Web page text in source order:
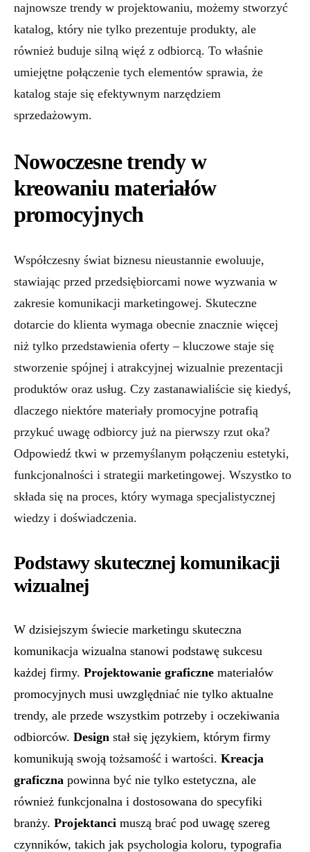
najnowsze trendy w projektowaniu, możemy stworzyć
katalog, który nie tylko prezentuje produkty, ale
również buduje silną więź z odbiorcą. To właśnie
umiejętne połączenie tych elementów sprawia, że
katalog staje się efektywnym narzędziem
sprzedażowym.
Nowoczesne trendy w
kreowaniu materiałów
promocyjnych
Współczesny świat biznesu nieustannie ewoluuje,
stawiając przed przedsiębiorcami nowe wyzwania w
zakresie komunikacji marketingowej. Skuteczne
dotarcie do klienta wymaga obecnie znacznie więcej
niż tylko przedstawienia oferty – kluczowe staje się
stworzenie spójnej i atrakcyjnej wizualnie prezentacji
produktów oraz usług. Czy zastanawialiście się kiedyś,
dlaczego niektóre materiały promocyjne potrafią
przykuć uwagę odbiorcy już na pierwszy rzut oka?
Odpowiedź tkwi w przemyślanym połączeniu estetyki,
funkcjonalności i strategii marketingowej. Wszystko to
składa się na proces, który wymaga specjalistycznej
wiedzy i doświadczenia.
Podstawy skutecznej komunikacji
wizualnej
W dzisiejszym świecie marketingu skuteczna
komunikacja wizualna stanowi podstawę sukcesu
każdej firmy. Projektowanie graficzne materiałów
promocyjnych musi uwzględniać nie tylko aktualne
trendy, ale przede wszystkim potrzeby i oczekiwania
odbiorców. Design stał się językiem, którym firmy
komunikują swoją tożsamość i wartości. Kreacja
graficzna powinna być nie tylko estetyczna, ale
również funkcjonalna i dostosowana do specyfiki
branży. Projektanci muszą brać pod uwagę szereg
czynników, takich jak psychologia koloru, typografia